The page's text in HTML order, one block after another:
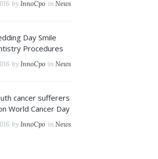
byInnoCpo inNews
Day Smile
Procedures
byInnoCpo inNews
cancer sufferers
World Cancer Day
byInnoCpo inNews